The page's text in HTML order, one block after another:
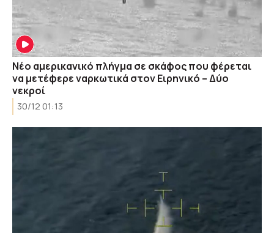
Νέο αμερικανικό πλήγμα σε σκάφος που φέρεται
να μετέφερε ναρκωτικά στον Ειρηνικό – Δύο
νεκροί
30/12 01:13